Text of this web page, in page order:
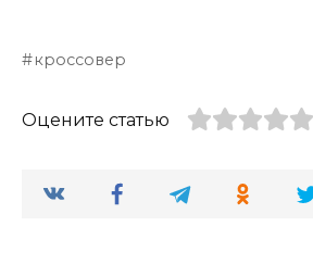
кроссовер
Оцените статью